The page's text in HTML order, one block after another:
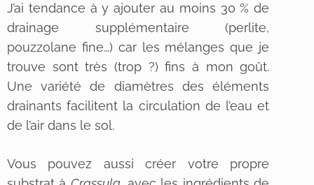
J’ai tendance à y ajouter au moins 30 % de
drainage supplémentaire (perlite,
pouzzolane fine…) car les mélanges que je
trouve sont très (trop ?) fins à mon goût.
Une variété de diamètres des éléments
drainants facilitent la circulation de l’eau et
de l’air dans le sol.
Vous pouvez aussi créer votre propre